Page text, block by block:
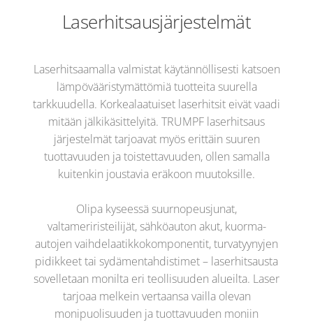
Laserhitsaus­järjestelmät
Laserhitsaamalla valmistat käytännöllisesti katsoen
lämpövääristymättömiä tuotteita suurella
tarkkuudella. Korkealaatuiset laserhitsit eivät vaadi
mitään jälkikäsittelyitä. TRUMPF laserhitsaus
järjestelmät tarjoavat myös erittäin suuren
tuottavuuden ja toistettavuuden, ollen samalla
kuitenkin joustavia eräkoon muutoksille.
Olipa kyseessä suurnopeusjunat,
valtameriristeilijät, sähköauton akut, kuorma-
autojen vaihdelaatikkokomponentit, turvatyynyjen
pidikkeet tai sydämentahdistimet – laserhitsausta
sovelletaan monilta eri teollisuuden alueilta. Laser
tarjoaa melkein vertaansa vailla olevan
monipuolisuuden ja tuottavuuden moniin